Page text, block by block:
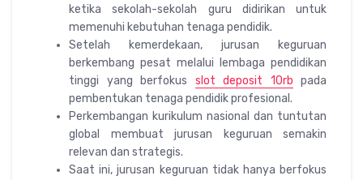
ketika sekolah-sekolah guru didirikan untuk
memenuhi kebutuhan tenaga pendidik.
Setelah kemerdekaan, jurusan keguruan
berkembang pesat melalui lembaga pendidikan
tinggi yang berfokus slot deposit 10rb pada
pembentukan tenaga pendidik profesional.
Perkembangan kurikulum nasional dan tuntutan
global membuat jurusan keguruan semakin
relevan dan strategis.
Saat ini, jurusan keguruan tidak hanya berfokus